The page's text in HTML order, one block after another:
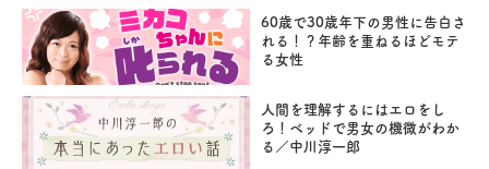
60歳で30歳年下の男性に告白さ
れる！？年齢を重ねるほどモテ
る女性
人間を理解するにはエロをし
ろ！ベッドで男女の機微がわか
る／中川淳一郎